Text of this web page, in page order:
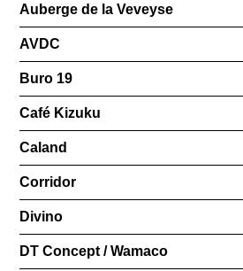
Auberge de la Veveyse
AVDC
Buro 19
Café Kizuku
Caland
Corridor
Divino
DT Concept / Wamaco